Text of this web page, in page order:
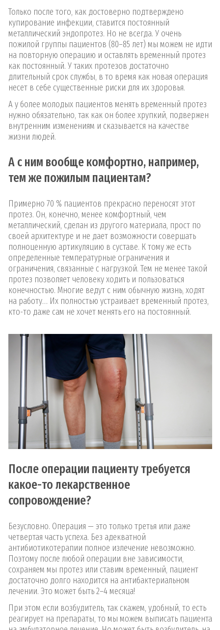
Только после того, как достоверно подтверждено
купирование инфекции, ставится постоянный
металлический эндопротез. Но не всегда. У очень
пожилой группы пациентов (80–85 лет) мы можем не идти
на повторную операцию и оставлять временный протез
как постоянный. У таких протезов достаточно
длительный срок службы, в то время как новая операция
несет в себе существенные риски для их здоровья.
А у более молодых пациентов менять временный протез
нужно обязательно, так как он более хрупкий, подвержен
внутренним изменениям и сказывается на качестве
жизни людей.
А с ним вообще комфортно, например,
тем же пожилым пациентам?
Примерно 70 % пациентов прекрасно переносят этот
протез. Он, конечно, менее комфортный, чем
металлический, сделан из другого материала, прост по
своей архитектуре и не дает возможности совершать
полноценную артикуляцию в суставе. К тому же есть
определенные температурные ограничения и
ограничения, связанные с нагрузкой. Тем не менее такой
протез позволяет человеку ходить и пользоваться
конечностью. Многие ведут с ним обычную жизнь, ходят
на работу… Их полностью устраивает временный протез,
кто-то даже сам не хочет менять его на постоянный.
После операции пациенту требуется
какое-то лекарственное
сопровождение?
Безусловно. Операция — это только третья или даже
четвертая часть успеха. Без адекватной
антибиотикотерапии полное излечение невозможно.
Поэтому после любой операции вне зависимости,
сохраняем мы протез или ставим временный, пациент
достаточно долго находится на антибактериальном
лечении. Это может быть 2–4 месяца!
При этом если возбудитель, так скажем, удобный, то есть
реагирует на препараты, то мы можем выписать пациента